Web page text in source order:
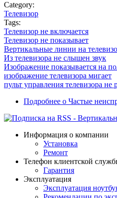
Category:
Телевизор
Tags:
Телевизор не включается
Телевизор не показывает
Вертикальные линии на
Из телевизора не слышен звук
Изображение показывается на
изображение телевизора мигает
пульт управления телевизора не
Подробнее о Частые
Информация о компании
Установка
Ремонт
Телефон клиентской
Гарантия
Эксплуатация
Эксплуатация